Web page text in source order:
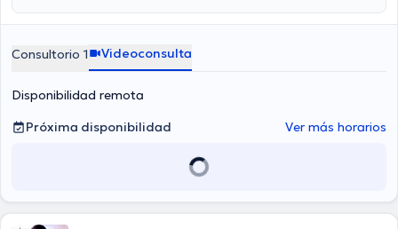
Consultorio 1 Videoconsulta
Disponibilidad remota
Próxima disponibilidad
Ver más horarios